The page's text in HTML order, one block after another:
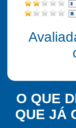
O QUE
QUE JÁ